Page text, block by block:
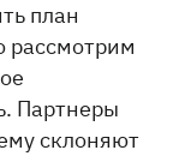
план
рассмотрим
Партнеры
склоняют